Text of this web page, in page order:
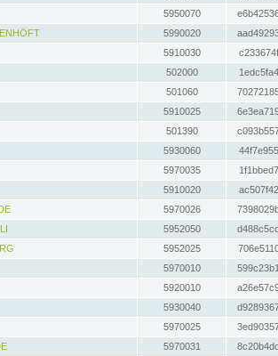
5950070
5990020
5910030
502000
501060
5910025
501390
5930060
5970035
5910020
5970026
5952050
5952025
5970010
5920010
5930040
5970025
5970031